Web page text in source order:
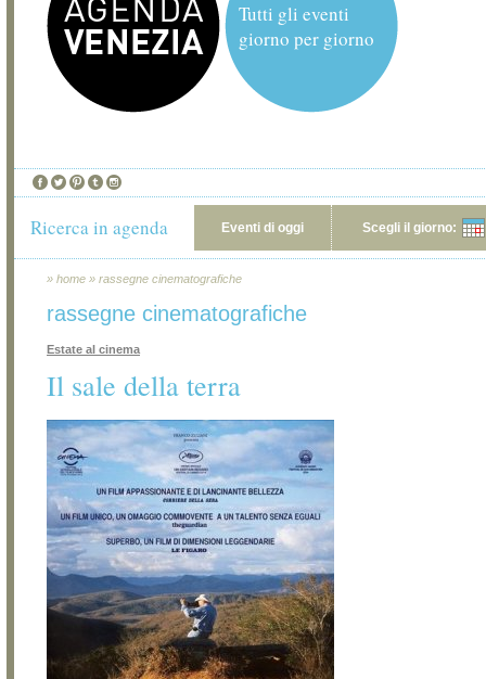
Tutti gli eventi
giorno per giorno
Ricerca in agenda Eventi di oggi Scegli il giorno:
» home » rassegne cinematografiche
rassegne cinematografiche
Estate al cinema
Il sale della terra